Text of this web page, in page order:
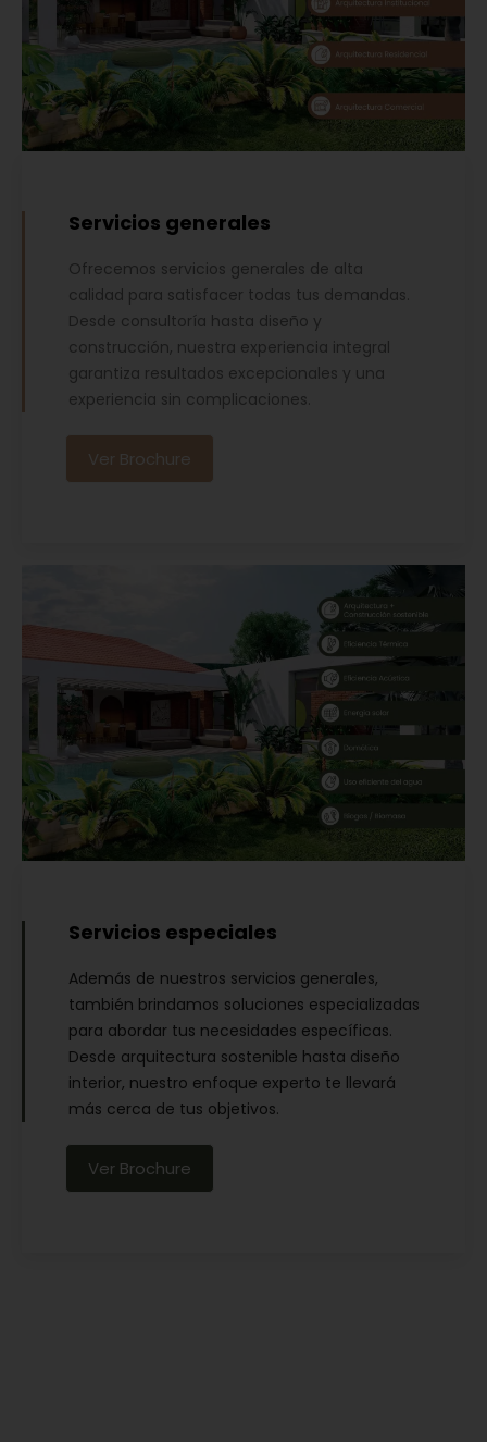
Servicios generales
Ofrecemos servicios generales de alta
calidad para satisfacer todas tus demandas.
Desde consultoría hasta diseño y
construcción, nuestra experiencia integral
garantiza resultados excepcionales y una
experiencia sin complicaciones.
Ver Brochure
Servicios especiales
Además de nuestros servicios generales,
también brindamos soluciones especializadas
para abordar tus necesidades específicas.
Desde arquitectura sostenible hasta diseño
interior, nuestro enfoque experto te llevará
más cerca de tus objetivos.
Ver Brochure